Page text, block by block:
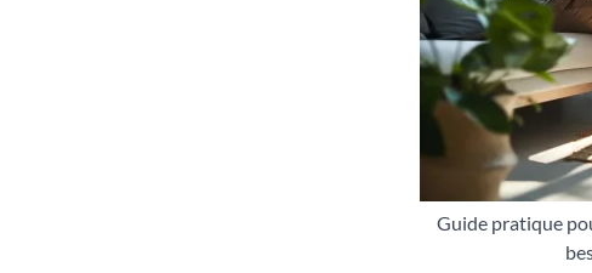
Guide pratique